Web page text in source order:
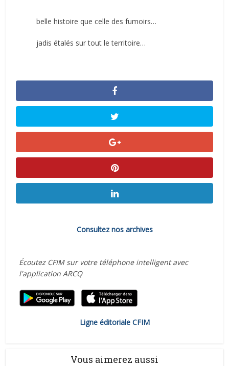
belle histoire que celle des fumoirs…
jadis étalés sur tout le territoire…
Consultez nos archives
Écoutez CFIM sur votre téléphone intelligent avec
l'application ARCQ
Ligne éditoriale CFIM
Vous aimerez aussi